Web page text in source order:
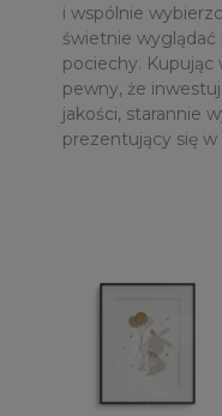
i wspólnie
świetnie wyglądać
pociechy. Kupując
pewny, że
jakości, starannie
prezentujący się